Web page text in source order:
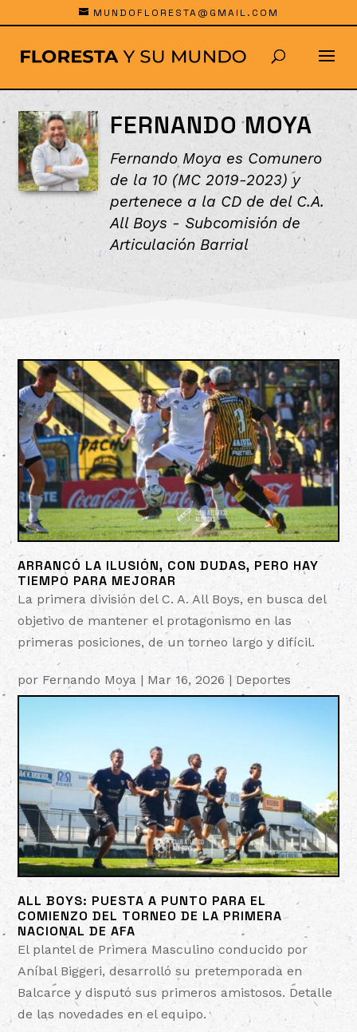
MUNDOFLORESTA@GMAIL.COM
FERNANDO MOYA
Fernando Moya es Comunero
de la 10 (MC 2019-2023) y
pertenece a la CD de del C.A.
All Boys - Subcomisión de
Articulación Barrial
ARRANCÓ LA ILUSIÓN, CON DUDAS, PERO HAY
TIEMPO PARA MEJORAR
por Fernando Moya | Mar 16, 2026 |Deportes
La primera división del C. A. All Boys, en busca del
objetivo de mantener el protagonismo en las
primeras posiciones, de un torneo largo y difícil.
ALL BOYS: PUESTA A PUNTO PARA EL
COMIENZO DEL TORNEO DE LA PRIMERA
NACIONAL DE AFA
El plantel de Primera Masculino conducido por
Aníbal Biggeri, desarrolló su pretemporada en
Balcarce y disputó sus primeros amistosos. Detalle
de las novedades en el equipo.